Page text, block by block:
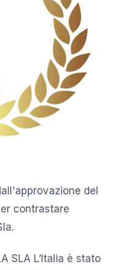
del
contrastare
SLA L’Italia è stato